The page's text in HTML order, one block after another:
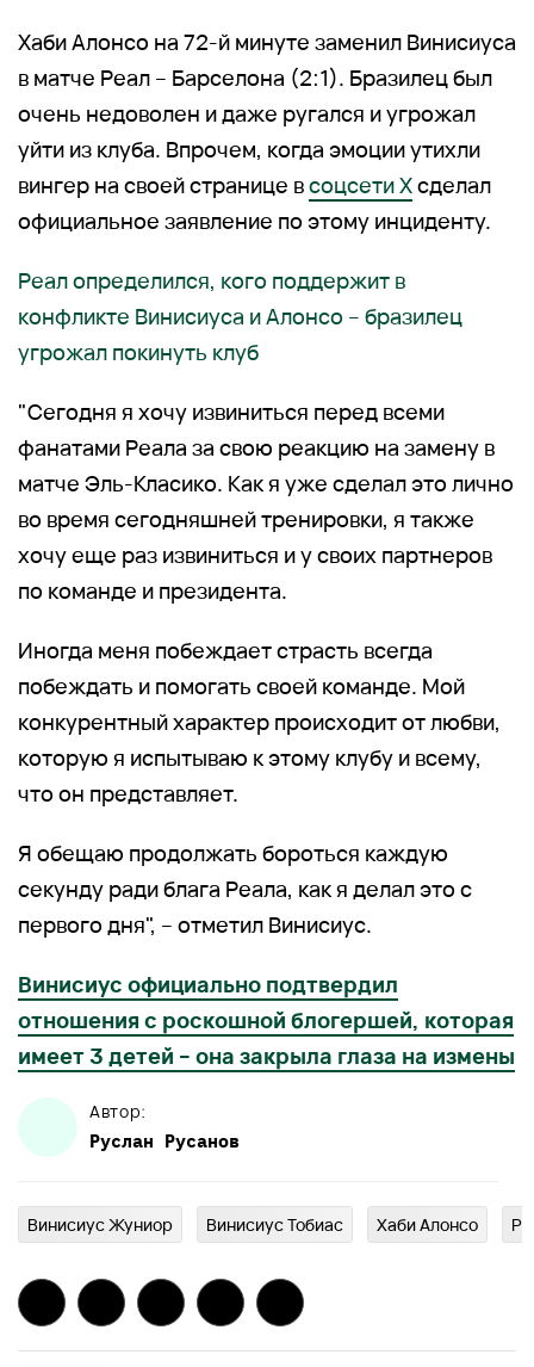
Хаби Алонсо на 72-й минуте заменил Винисиуса
в матче Реал – Барселона (2:1). Бразилец был
очень недоволен и даже ругался и угрожал
уйти из клуба. Впрочем, когда эмоции утихли
вингер на своей странице всоцсети Xсделал
официальное заявление по этому инциденту.
Реал определился, кого поддержит в
конфликте Винисиуса и Алонсо – бразилец
угрожал покинуть клуб
"Сегодня я хочу извиниться перед всеми
фанатами Реала за свою реакцию на замену в
матче Эль-Класико. Как я уже сделал это лично
во время сегодняшней тренировки, я также
хочу еще раз извиниться и у своих партнеров
по команде и президента.
Иногда меня побеждает страсть всегда
побеждать и помогать своей команде. Мой
конкурентный характер происходит от любви,
которую я испытываю к этому клубу и всему,
что он представляет.
Я обещаю продолжать бороться каждую
секунду ради блага Реала, как я делал это с
первого дня", – отметил Винисиус.
Винисиус официально подтвердил
отношения с роскошной блогершей, которая
имеет 3 детей – она закрыла глаза на измены
Автор:
Руслан Русанов
Винисиус Жуниор Винисиус Тобиас Хаби Алонсо